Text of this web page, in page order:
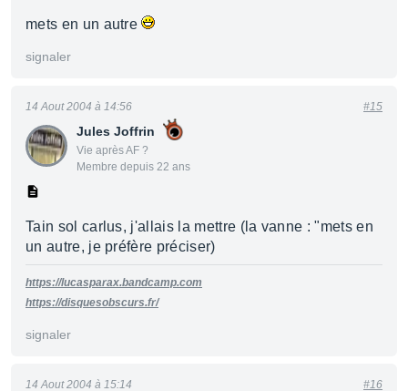
mets en un autre
signaler
Jules Joffrin
Vie après AF ?
Membre depuis 22 ans
14 Aout 2004 à 14:56 #15
Tain sol carlus, j'allais la mettre (la vanne : "mets en
un autre, je préfère préciser)
https://lucasparax.bandcamp.com
https://disquesobscurs.fr/
signaler
14 Aout 2004 à 15:14 #16